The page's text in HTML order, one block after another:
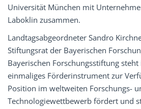
Universität München mit
Laboklin zusammen.
Landtagsabgeordneter Sandro
Stiftungsrat der Bayerischen
Bayerischen Forschungsstiftung
einmaliges Förderinstrument zur
Position im weltweiten Forschungs-
Technologiewettbewerb fördert und